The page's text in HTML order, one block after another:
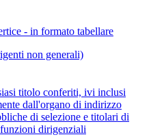
- in formato tabellare
non generali)
titolo conferiti, ivi inclusi
dall'organo di indirizzo
di selezione e titolari di
dirigenziali